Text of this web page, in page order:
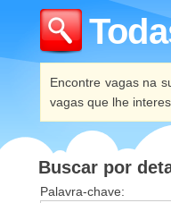
Encontre vagas na
vagas que lhe
Buscar por
Palavra-chave: